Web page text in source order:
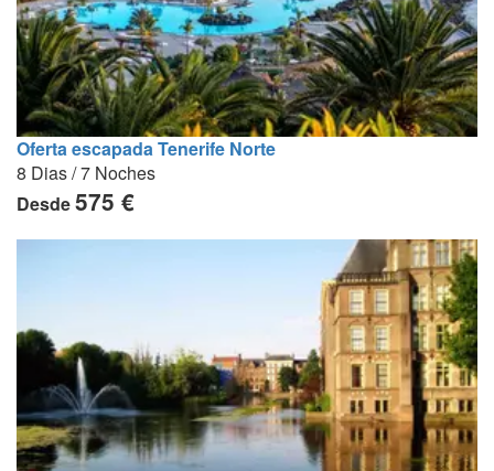
Oferta escapada Tenerife Norte
8 Dias / 7 Noches
Desde575 €